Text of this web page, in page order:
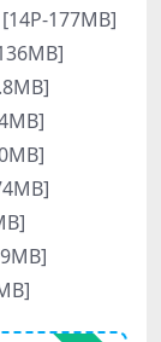
177MB]